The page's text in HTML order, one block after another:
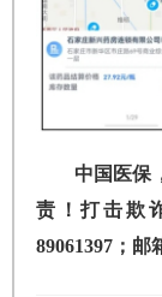
中国医保
责！打击欺
89061397；邮